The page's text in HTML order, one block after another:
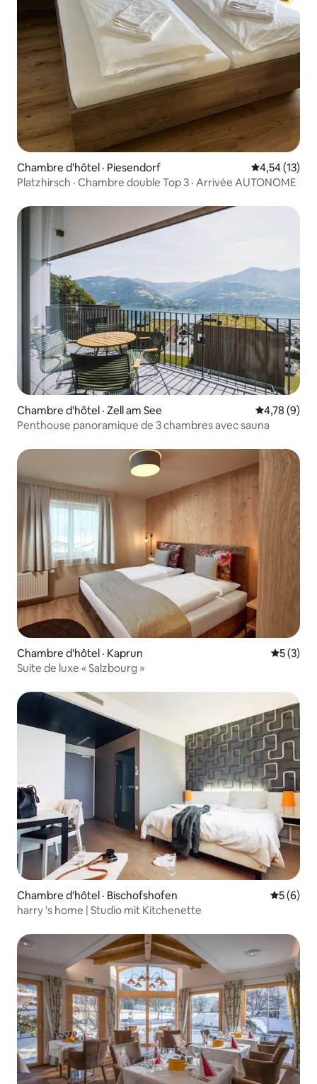
Chambre d'hôtel · Piesendorf Note
4,54 (13)
Platzhirsch · Chambre double Top 3 · Arrivée AUTONOME
Chambre d'hôtel · Zell am See Note
4,78 (9)
Penthouse panoramique de 3 chambres avec sauna
Chambre d'hôtel · Kaprun Note
5 (3)
Suite de luxe « Salzbourg »
Chambre d'hôtel · Bischofshofen Note
5 (6)
harry 's home | Studio mit Kitchenette